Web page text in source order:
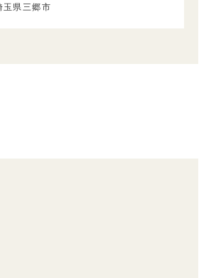
玉県三郷市